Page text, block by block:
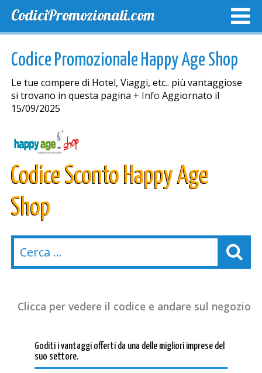
CodiciPromozionali.com
Codice Promozionale Happy Age Shop
Le tue compere di Hotel, Viaggi, etc.. più vantaggiose
si trovano in questa pagina + Info Aggiornato il
15/09/2025
Codice Sconto Happy Age
Shop
Clicca per vedere il codice e andare sul negozio
Goditi i vantaggi offerti da una delle migliori imprese del
suo settore.